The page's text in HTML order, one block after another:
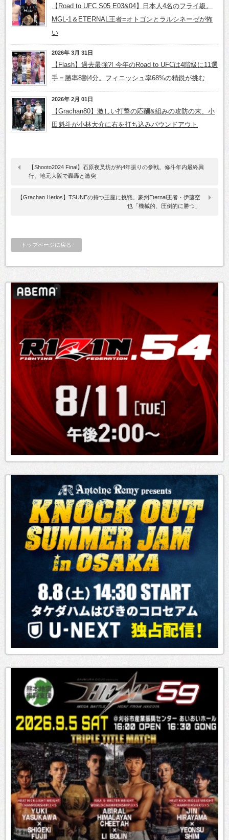
【Road to UFC S05 E03&04】日本人4名のフライ級。
MGL-1＆ETERNAL王者=オトゴンとラルシネーゼが怖
い
2026年 3月 31日
【Flash】過去最強?! 今年のRoad to UFCは4階級に11選
手＝勝率8割4分。フィニッシュ率68%の精鋭が挑む
2026年 2月 01日
【Grachan80】激しい打撃の応酬&組みの攻防の末、小
田魁斗が小林大介に右を打ち込みパウンドアウト
【Shooto2024 Final】石原夜叉坊が約4年振りの参戦。修斗年内最終興
行、地元大阪で轟轟と激突
【Grachan Herios】TSUNEの持つ王座に挑戦。豪州Eternal王者・伊藤空
也「機械的、圧倒的に勝つ」
トップページに戻る